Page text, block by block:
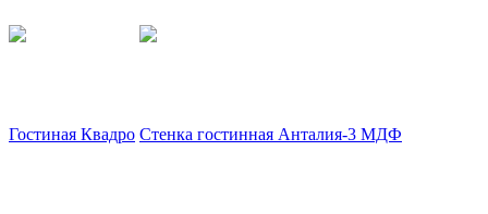
Гостиная Квадро Стенка гостинная Анталия-3 МДФ